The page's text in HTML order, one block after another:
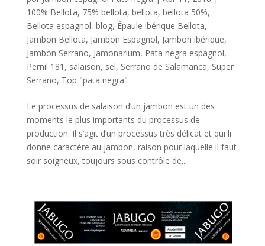
100% Bellota, 75% bellota, bellota, bellota 50%,
Bellota espagnol, blog, Épaule ibérique Bellota,
Jambon Bellota, Jambon Espagnol, Jambon ibérique,
Jambon Serrano, Jamonarium, Pata negra espagnol,
Pernil 181 , salaison, sel, Serrano de Salamanca, Super
Serrano, Top "pata negra"
Le processus de salaison d’un jambon est un des
moments le plus importants du processus de
production. Il s’agit d’un processus très délicat et qui li
donne caractère au jambon, raison pour laquelle il faut
soir soigneux, toujours sous contrôle de...